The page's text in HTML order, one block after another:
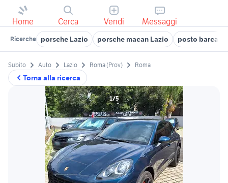
Home Cerca Vendi Messaggi
Ricerche porsche Lazio porsche macan Lazio posto barca
Torna alla ricerca
Subito Auto Lazio Roma (Prov) Roma
1/5